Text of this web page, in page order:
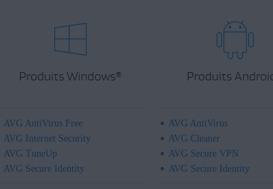
Produits Windows®
AVG AntiVirus Free
AVG Internet Security
AVG TuneUp
AVG Secure Identity
Produits
AVG AntiVirus
AVG Cleaner
AVG Secure VPN
AVG Secure Identity